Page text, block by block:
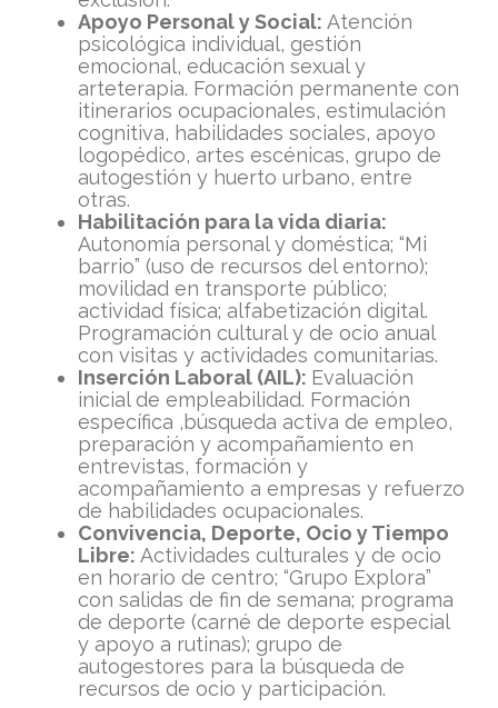
Apoyo Personal y Social: Atención
psicológica individual, gestión
emocional, educación sexual y
arteterapia. Formación permanente con
itinerarios ocupacionales, estimulación
cognitiva, habilidades sociales, apoyo
logopédico, artes escénicas, grupo de
autogestión y huerto urbano, entre
otras.
Habilitación para la vida diaria:
Autonomía personal y doméstica; “Mi
barrio” (uso de recursos del entorno);
movilidad en transporte público;
actividad física; alfabetización digital.
Programación cultural y de ocio anual
con visitas y actividades comunitarias.
Inserción Laboral (AIL): Evaluación
inicial de empleabilidad. Formación
específica ,búsqueda activa de empleo,
preparación y acompañamiento en
entrevistas, formación y
acompañamiento a empresas y refuerzo
de habilidades ocupacionales.
Convivencia, Deporte, Ocio y Tiempo
Libre: Actividades culturales y de ocio
en horario de centro; “Grupo Explora”
con salidas de fin de semana; programa
de deporte (carné de deporte especial
y apoyo a rutinas); grupo de
autogestores para la búsqueda de
recursos de ocio y participación.